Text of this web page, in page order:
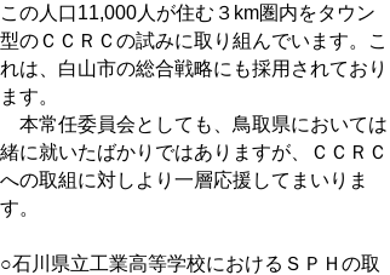
この人口11,000人が住む３km圏内をタウン
型のＣＣＲＣの試みに取り組んでいます。こ
れは、白山市の総合戦略にも採用されており
ます。
本常任委員会としても、鳥取県においては
緒に就いたばかりではありますが、ＣＣＲＣ
への取組に対しより一層応援してまいりま
す。
○石川県立工業高等学校におけるＳＰＨの取